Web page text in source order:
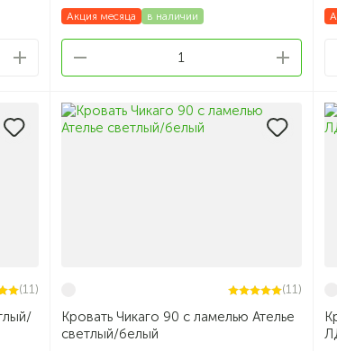
Акция месяца в наличии
1
(11) (11)
Кровать Чикаго 90 с ламелью Ателье
светлый/белый